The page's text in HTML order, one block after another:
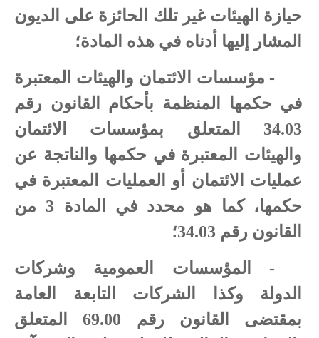
حيازة الهيئات غير تلك الحائزة على الديون
المشار إليها أدناه في هذه المادة؛
- مؤسسات الائتمان والهيئات المعتبرة
في حكمها المنظمة بأحكام القانون رقم
34.03 المتعلق بمؤسسات الائتمان
والهيئات المعتبرة في حكمها والناتجة عن
عمليات الائتمان أو العمليات المعتبرة في
حكمها، كما هو محدد في المادة 3 من
القانون رقم 34.03؛
- المؤسسات العمومية وشركات
الدولة وكذا الشركات التابعة العامة
بمقتضى القانون رقم 69.00 المتعلق